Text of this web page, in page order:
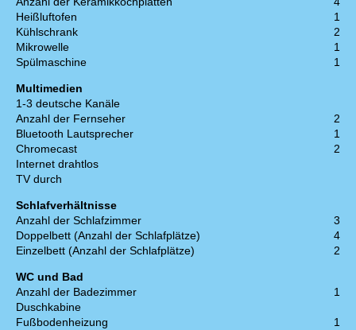
Heißluftofen
1
Kühlschrank
2
Mikrowelle
1
Spülmaschine
1
Multimedien
1-3 deutsche Kanäle
Anzahl der Fernseher
2
Bluetooth Lautsprecher
1
Chromecast
2
Internet drahtlos
TV durch
Schlafverhältnisse
Anzahl der Schlafzimmer
3
Doppelbett (Anzahl der Schlafplätze)
4
Einzelbett (Anzahl der Schlafplätze)
2
WC und Bad
Anzahl der Badezimmer
1
Duschkabine
Fußbodenheizung
1